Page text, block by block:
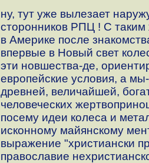
ну, тут уже вылезает
сторонников РПЦ ! С
в Америке после
впервые в Новый свет
эти новшества-де,
европейские условия, а
древней, величайшей,
человеческих
посему идеи колеса и
исконному майянскому
выражение "христиански
православие